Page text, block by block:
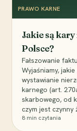
PRAWO KARNE
Jakie są
Polsce?
Fałszowanie
Wyjaśniamy,
wystawianie
karnego (art.
skarbowego, od
czym jest czynny
8 min czytania